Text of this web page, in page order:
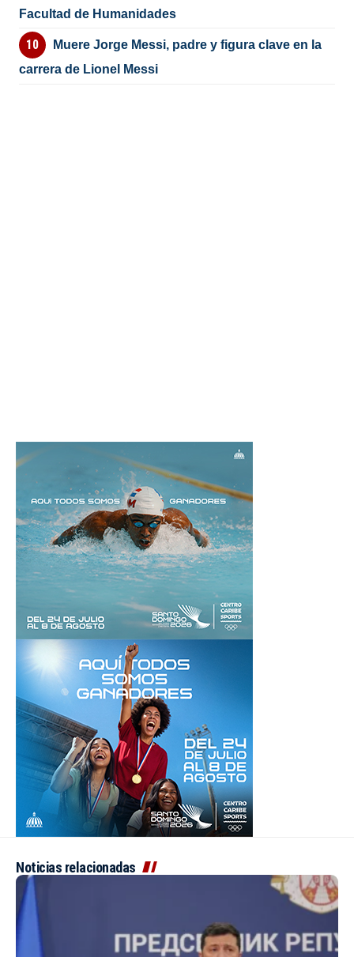
Facultad de Humanidades
Muere Jorge Messi, padre y figura clave en la
carrera de Lionel Messi
Noticias relacionadas